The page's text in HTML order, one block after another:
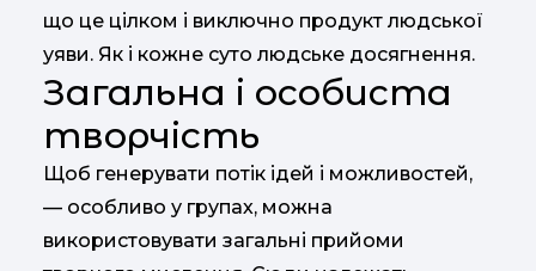
що це цілком і виключно продукт людської
уяви. Як і кожне суто людське досягнення.
Загальна і особиста
творчість
Щоб генерувати потік ідей і можливостей,
— особливо у групах, можна
використовувати загальні прийоми